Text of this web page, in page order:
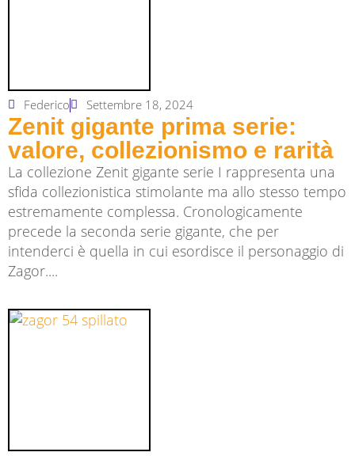
Federico Settembre 18, 2024
Zenit gigante prima serie:
valore, collezionismo e rarità
La collezione Zenit gigante serie I rappresenta una
sfida collezionistica stimolante ma allo stesso tempo
estremamente complessa. Cronologicamente
precede la seconda serie gigante, che per
intenderci è quella in cui esordisce il personaggio di
Zagor....